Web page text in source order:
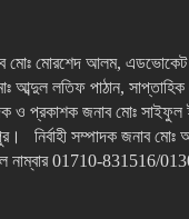
মোঃ মোরশেদ আলম,
আব্দুল লতিফ পাঠান, সাপ্তাহিক
ও প্রকাশক জনাব মোঃ সাইফুল
নির্বাহী সম্পাদক জনাব মোঃ
নাম্বার 01710-831516/